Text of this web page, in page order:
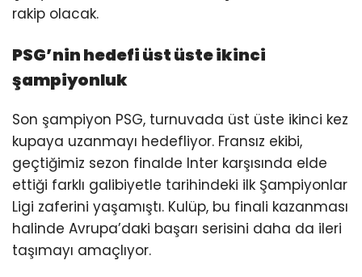
rakip olacak.
PSG’nin hedefi üst üste ikinci
şampiyonluk
Son şampiyon PSG, turnuvada üst üste ikinci kez
kupaya uzanmayı hedefliyor. Fransız ekibi,
geçtiğimiz sezon finalde Inter karşısında elde
ettiği farklı galibiyetle tarihindeki ilk Şampiyonlar
Ligi zaferini yaşamıştı. Kulüp, bu finali kazanması
halinde Avrupa’daki başarı serisini daha da ileri
taşımayı amaçlıyor.